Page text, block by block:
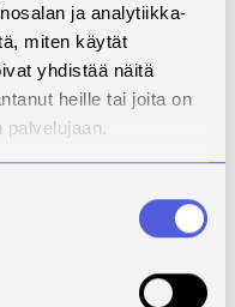
ja analytiikka-
miten käytät
yhdistää näitä
heille tai joita on
palvelujaan.